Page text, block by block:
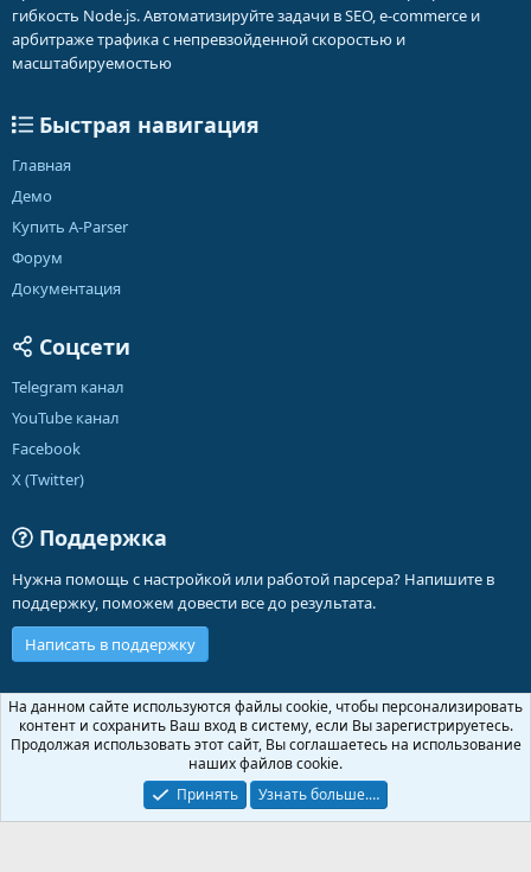
гибкость Node.js. Автоматизируйте задачи в SEO, e-commerce и
арбитраже трафика с непревзойденной скоростью и
масштабируемостью
Быстрая навигация
Главная
Демо
Купить A-Parser
Форум
Документация
Соцсети
Telegram канал
YouTube канал
Facebook
X (Twitter)
Поддержка
Нужна помощь с настройкой или работой парсера? Напишите в
поддержку, поможем довести все до результата.
Написать в поддержку
Russian (RU)
Обратная связь
Условия и правила
Политика конфиденциальности
Помощь
Community platform by XenForo ® © 2010-2026 XenForo Ltd.
На данном сайте используются файлы cookie, чтобы персонализировать
контент и сохранить Ваш вход в систему, если Вы зарегистрируетесь.
Продолжая использовать этот сайт, Вы соглашаетесь на использование
наших файлов cookie.
Принять
Узнать больше.…